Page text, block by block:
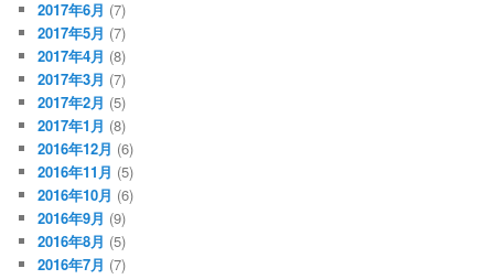
2017年6月 (7)
2017年5月 (7)
2017年4月 (8)
2017年3月 (7)
2017年2月 (5)
2017年1月 (8)
2016年12月 (6)
2016年11月 (5)
2016年10月 (6)
2016年9月 (9)
2016年8月 (5)
2016年7月 (7)